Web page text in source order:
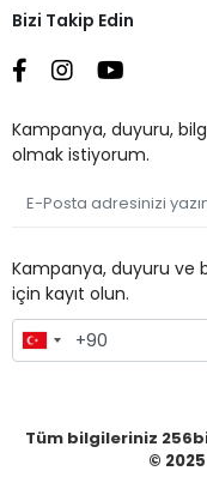
Bizi Takip Edin
Kampanya, duyuru,
olmak istiyorum.
Kampanya, duyuru ve
için kayıt olun.
Tüm bilgileriniz
© 2025